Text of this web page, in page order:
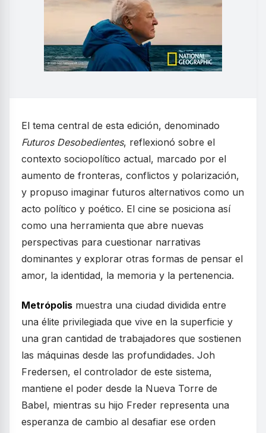
El tema central de esta edición, denominado
Futuros Desobedientes, reflexionó sobre el
contexto sociopolítico actual, marcado por el
aumento de fronteras, conflictos y polarización,
y propuso imaginar futuros alternativos como un
acto político y poético. El cine se posiciona así
como una herramienta que abre nuevas
perspectivas para cuestionar narrativas
dominantes y explorar otras formas de pensar el
amor, la identidad, la memoria y la pertenencia.
Metrópolis muestra una ciudad dividida entre
una élite privilegiada que vive en la superficie y
una gran cantidad de trabajadores que sostienen
las máquinas desde las profundidades. Joh
Fredersen, el controlador de este sistema,
mantiene el poder desde la Nueva Torre de
Babel, mientras su hijo Freder representa una
esperanza de cambio al desafiar ese orden